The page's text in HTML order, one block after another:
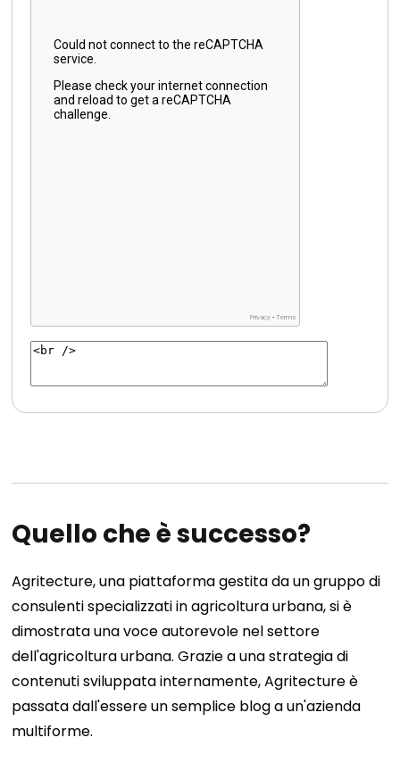
Quello che è successo?
Agritecture, una piattaforma gestita da un gruppo di
consulenti specializzati in agricoltura urbana, si è
dimostrata una voce autorevole nel settore
dell'agricoltura urbana. Grazie a una strategia di
contenuti sviluppata internamente, Agritecture è
passata dall'essere un semplice blog a un'azienda
multiforme.